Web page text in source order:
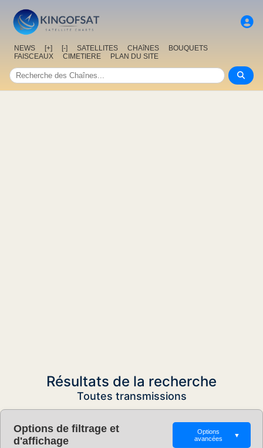
NEWS [+] [-] SATELLITES CHAîNES
BOUQUETS
FAISCEAUX
CIMETIERE PLAN DU SITE
Résultats de la recherche
Toutes transmissions
Options de filtrage et
d'affichage
Options
avancées
▼